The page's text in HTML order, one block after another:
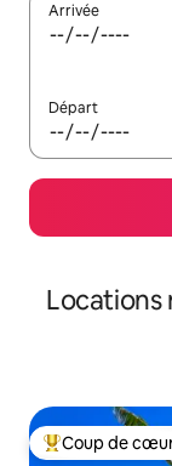
Arrivée
Départ
Locations
Coups de cœur
Coup de